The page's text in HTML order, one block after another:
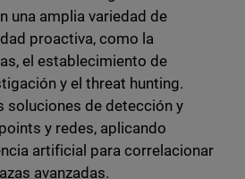
una amplia variedad de
proactiva, como la
el establecimiento de
y el threat hunting.
soluciones de detección y
y redes, aplicando
artificial para correlacionar
avanzadas.